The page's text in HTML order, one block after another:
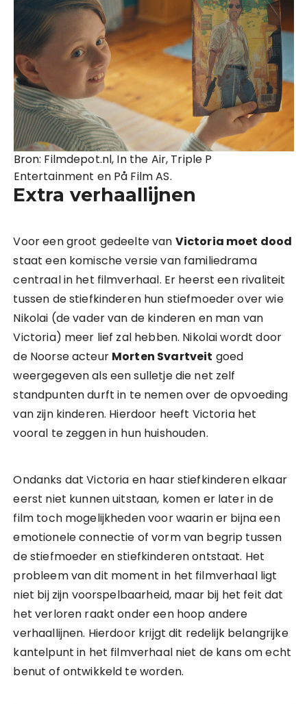
Bron: Filmdepot.nl, In the Air, Triple P
Entertainment en På Film AS.
Extra verhaallijnen
Voor een groot gedeelte van Victoria moet dood
staat een komische versie van familiedrama
centraal in het filmverhaal. Er heerst een rivaliteit
tussen de stiefkinderen hun stiefmoeder over wie
Nikolai (de vader van de kinderen en man van
Victoria) meer lief zal hebben. Nikolai wordt door
de Noorse acteur Morten Svartveit goed
weergegeven als een sulletje die net zelf
standpunten durft in te nemen over de opvoeding
van zijn kinderen. Hierdoor heeft Victoria het
vooral te zeggen in hun huishouden.
Ondanks dat Victoria en haar stiefkinderen elkaar
eerst niet kunnen uitstaan, komen er later in de
film toch mogelijkheden voor waarin er bijna een
emotionele connectie of vorm van begrip tussen
de stiefmoeder en stiefkinderen ontstaat. Het
probleem van dit moment in het filmverhaal ligt
niet bij zijn voorspelbaarheid, maar bij het feit dat
het verloren raakt onder een hoop andere
verhaallijnen. Hierdoor krijgt dit redelijk belangrijke
kantelpunt in het filmverhaal niet de kans om echt
benut of ontwikkeld te worden.